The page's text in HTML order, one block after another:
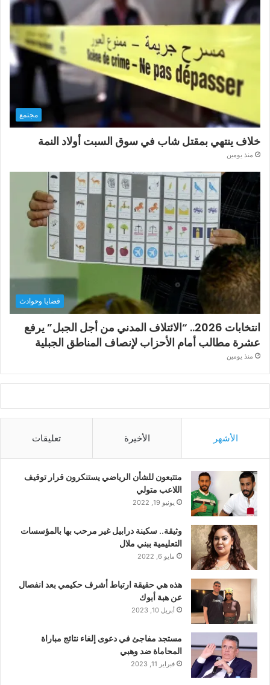
مجتمع
خلاف ينتهي بمقتل شاب في سوق السبت أولاد النمة
منذ يومين
قضايا وحوادث
انتخابات 2026.. “الائتلاف المدني من أجل الجبل” يرفع
عشرة مطالب أمام الأحزاب لإنصاف المناطق الجبلية
منذ يومين
الأشهر الأخيرة تعليقات
متتبعون للشأن الرياضي يستنكرون قرار توقيف
اللاعب متولي
يونيو 19, 2022
وثيقة.. سكينة درابيل غير مرحب بها بالمؤسسات
التعليمية ببني ملال
مايو 6, 2022
هذه هي حقيقة ارتباط أشرف حكيمي بعد انفصال
عن هبة أبوك
أبريل 10, 2023
مستجد مفاجئ في دعوى إلغاء نتائج مباراة
المحاماة ضد وهبي
فبراير 11, 2023